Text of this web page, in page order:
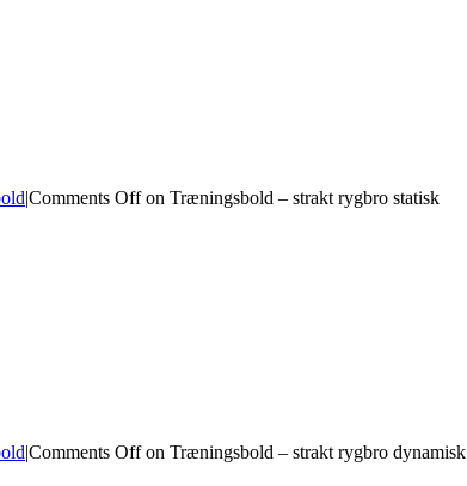
|Comments Offon Træningsbold – strakt rygbro statisk
|Comments Offon Træningsbold – strakt rygbro dynamisk